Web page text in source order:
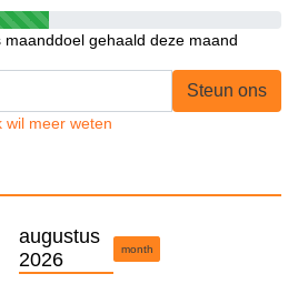
maanddoel gehaald deze maand
Steun ons
wil meer weten
augustus
2026
month